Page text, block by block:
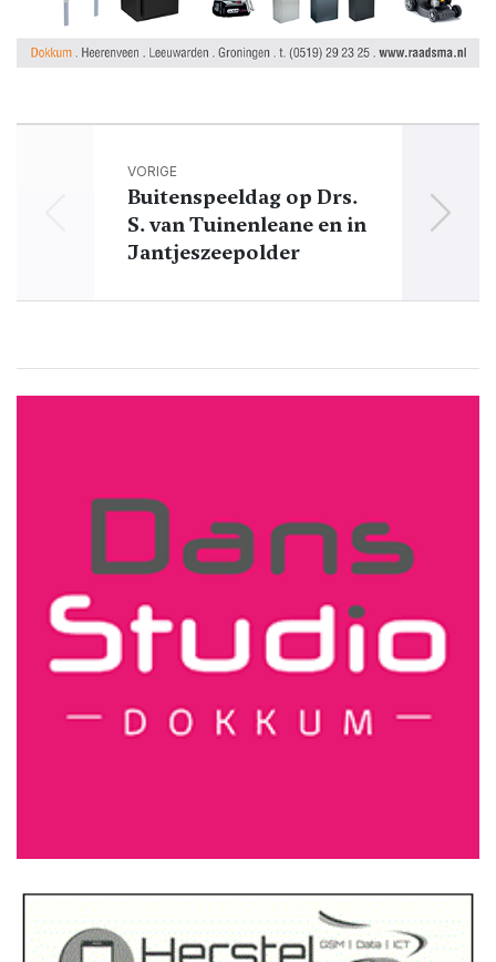
VORIGE
Buitenspeeldag op Drs.
S. van Tuinenleane en in
Jantjeszeepolder